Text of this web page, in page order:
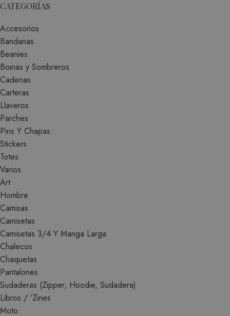
CATEGORÍAS
Accesorios
Bandanas
Beanies
Boinas y Sombreros
Cadenas
Carteras
Llaveros
Parches
Pins Y Chapas
Stickers
Totes
Varios
Art
Hombre
Camisas
Camisetas
Camisetas 3/4 Y Manga Larga
Chalecos
Chaquetas
Pantalones
Sudaderas (Zipper, Hoodie, Sudadera)
Libros / ‘Zines
Moto